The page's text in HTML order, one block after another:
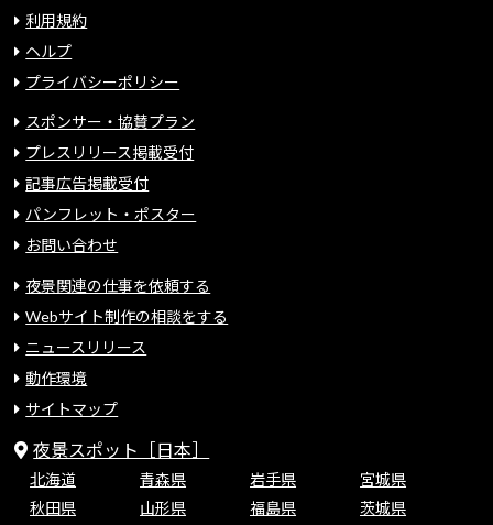
利用規約
ヘルプ
プライバシーポリシー
スポンサー・協賛プラン
プレスリリース掲載受付
記事広告掲載受付
パンフレット・ポスター
お問い合わせ
夜景関連の仕事を依頼する
Webサイト制作の相談をする
ニュースリリース
動作環境
サイトマップ
夜景スポット［日本］
北海道 青森県 岩手県
宮城県
秋田県
山形県 福島県
茨城県